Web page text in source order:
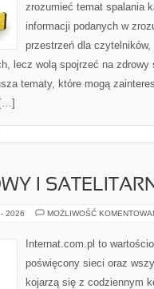
zrozumieć temat spalania
informacji podanych w
przestrzeń dla
lecz wolą spojrzeć na
tematy, które mogą
I
2026 MOŻLIWOŚĆ
Internat.com.pl to
poświęcony sieci oraz
kojarzą się z codziennym